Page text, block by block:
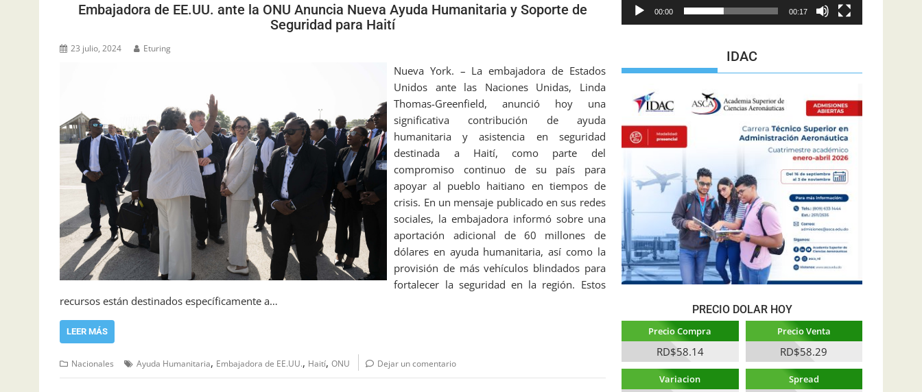
Embajadora de EE.UU. ante la ONU Anuncia Nueva Ayuda Humanitaria y Soporte de
Seguridad para Haití
23 julio, 2024 Eturing
Nueva York. – La embajadora de Estados
Unidos ante las Naciones Unidas, Linda
Thomas-Greenfield, anunció hoy una
significativa contribución de ayuda
humanitaria y asistencia en seguridad
destinada a Haití, como parte del
compromiso continuo de su país para
apoyar al pueblo haitiano en tiempos de
crisis. En un mensaje publicado en sus redes
sociales, la embajadora informó sobre una
aportación adicional de 60 millones de
dólares en ayuda humanitaria, así como la
provisión de más vehículos blindados para
fortalecer la seguridad en la región. Estos
recursos están destinados específicamente a…
LEER MÁS
Nacionales Ayuda Humanitaria, Embajadora de EE.UU., Haití, ONU Dejar un comentario
00:00 00:17
IDAC
PRECIO DOLAR HOY
Precio Compra
RD$58.14
Precio Venta
RD$58.29
Variacion Spread